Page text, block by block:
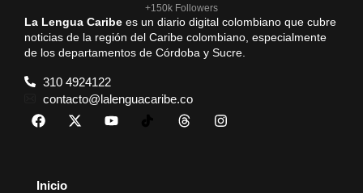
+150k Followers
La Lengua Caribe es un diario digital colombiano que cubre
noticias de la región del Caribe colombiano, especialmente
de los departamentos de Córdoba y Sucre.
310 4924122
contacto@lalenguacaribe.co
Inicio